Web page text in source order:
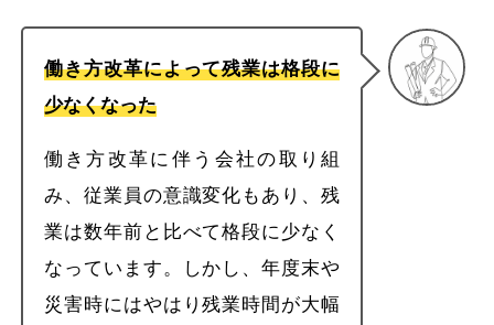
働き方改革によって残業は格段に
少なくなった
働き方改革に伴う会社の取り組
み、従業員の意識変化もあり、残
業は数年前と比べて格段に少なく
なっています。しかし、年度末や
災害時にはやはり残業時間が大幅